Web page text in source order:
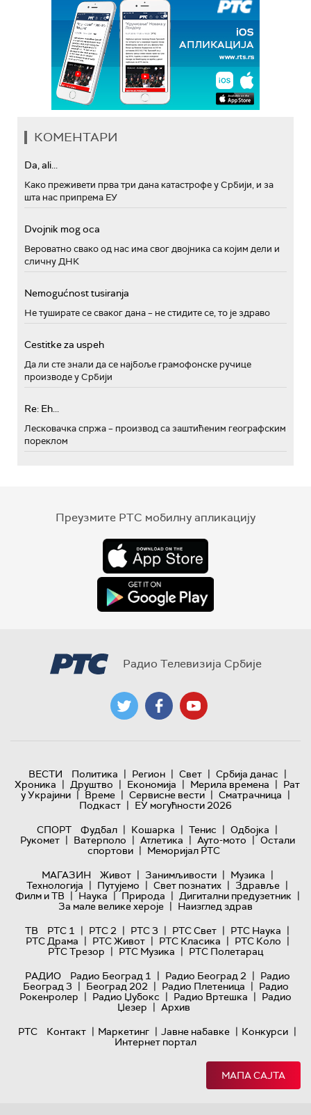
КОМЕНТАРИ
Da, ali...
Како преживети прва три дана катастрофе у Србији, и за
шта нас припрема ЕУ
Dvojnik mog oca
Вероватно свако од нас има свог двојника са којим дели и
сличну ДНК
Nemogućnost tusiranja
Не туширате се сваког дана – не стидите се, то је здраво
Cestitke za uspeh
Да ли сте знали да се најбоље грамофонске ручице
производе у Србији
Re: Eh...
Лесковачка спржа – производ са заштићеним географским
пореклом
Преузмите РТС мобилну апликацију
Радио Телевизија Србије
ВЕСТИ Политика | Регион | Свет | Србија данас |
Хроника | Друштво | Економија | Мерила времена | Рат
у Украјини | Време | Сервисне вести | Сматрачница |
Подкаст | ЕУ могућности 2026
СПОРТ
Фудбал | Кошарка | Тенис | Одбојка |
Рукомет | Ватерполо | Атлетика | Ауто-мото | Остали
спортови | Меморијал РТС
МАГАЗИН
Живот | Занимљивости | Музика |
Технологијa | Путујемо | Свет познатих | Здравље |
Филм и ТВ | Наука | Природа | Дигитални предузетник |
За мале велике хероје | Наизглед здрав
ТВ
РТС 1 | РТС 2 | РТС 3 | РТС Свет | РТС Наука |
РТС Драма | РТС Живот | РТС Класика | РТС Коло |
РТС Трезор | РТС Музика | РТС Полетарац
РАДИО
Радио Београд 1 | Радио Београд 2 | Радио
Београд 3 | Београд 202 | Радио Плетеница | Радио
Рокенролер | Радио Џубокс | Радио Вртешка | Радио
Џезер | Архив
РТС
Контакт | Маркетинг | Јавне набавке | Конкурси |
Интернет портал
МАПА САЈТА